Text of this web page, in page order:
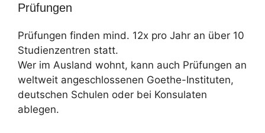
Prüfungen
Prüfungen finden mind. 12x pro Jahr an über 10
Studienzentren statt.
Wer im Ausland wohnt, kann auch Prüfungen an
weltweit angeschlossenen Goethe-Instituten,
deutschen Schulen oder bei Konsulaten
ablegen.